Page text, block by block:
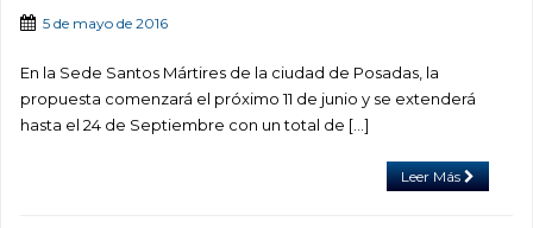
5 de mayo de 2016
En la Sede Santos Mártires de la ciudad de Posadas, la
propuesta comenzará el próximo 11 de junio y se extenderá
hasta el 24 de Septiembre con un total de […]
Leer Más